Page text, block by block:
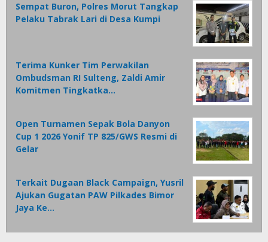
Sempat Buron, Polres Morut Tangkap
Pelaku Tabrak Lari di Desa Kumpi
Terima Kunker Tim Perwakilan
Ombudsman RI Sulteng, Zaldi Amir
Komitmen Tingkatka…
Open Turnamen Sepak Bola Danyon
Cup 1 2026 Yonif TP 825/GWS Resmi di
Gelar
Terkait Dugaan Black Campaign, Yusril
Ajukan Gugatan PAW Pilkades Bimor
Jaya Ke…